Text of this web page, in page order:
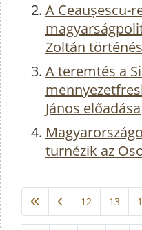
A Ceaușescu-
Zoltán
A teremtés a
János előadása
turnézik az
12 13